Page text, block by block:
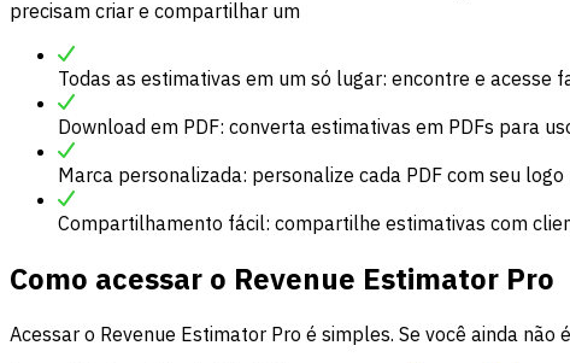
precisam criar e compartilhar um
Todas as estimativas em um só lugar: encontre e acesse
Download em PDF: converta estimativas em PDFs para
Marca personalizada: personalize cada PDF com seu
Compartilhamento fácil: compartilhe estimativas com
Como acessar o Revenue Estimator Pro
Acessar o Revenue Estimator Pro é simples. Se você ainda não